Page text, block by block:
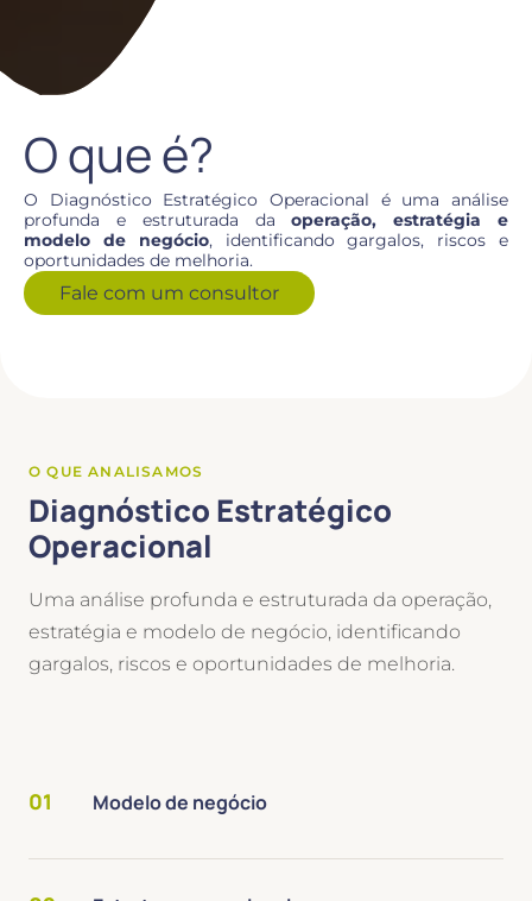
O que é?
O Diagnóstico Estratégico Operacional é uma análise
profunda e estruturada daoperação, estratégia e
modelo de negócio, identificando gargalos, riscos e
oportunidades de melhoria.
Fale com um consultor
O QUE ANALISAMOS
Diagnóstico Estratégico
Operacional
Uma análise profunda e estruturada da operação,
estratégia e modelo de negócio, identificando
gargalos, riscos e oportunidades de melhoria.
01 Modelo de negócio